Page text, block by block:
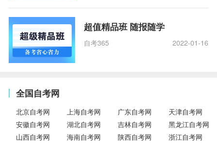
超值精品班 随报随学
自考365 2022-01-16
全国自考网
北京自考网 上海自考网 广东自考网
天津自考网
安徽自考网
湖北自考网 吉林自考网
黑龙江自考网
山西自考网
海南自考网 陕西自考网
浙江自考网